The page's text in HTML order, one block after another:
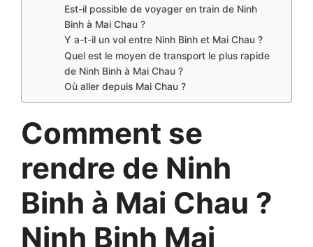
Est-il possible de voyager en train de Ninh
Binh à Mai Chau ?
Y a-t-il un vol entre Ninh Binh et Mai Chau ?
Quel est le moyen de transport le plus rapide
de Ninh Binh à Mai Chau ?
Où aller depuis Mai Chau ?
Comment se
rendre de Ninh
Binh à Mai Chau ?
Ninh Binh Mai